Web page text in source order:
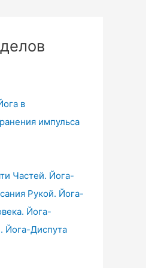
в
импульса
Частей. Йога-
Рукой. Йога-
Йога-
Йога-Диспута